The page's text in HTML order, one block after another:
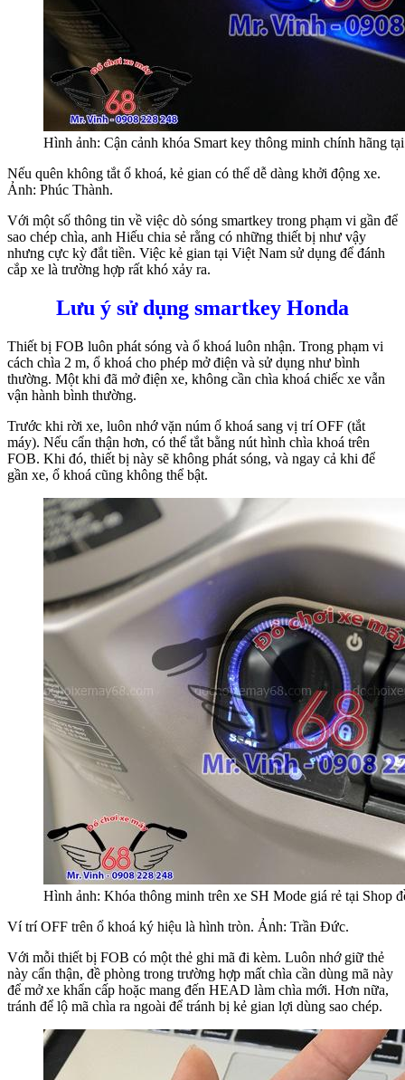
Hình ảnh: Cận cảnh khóa Smart key thông minh chính hãng
Nếu quên không tắt ổ khoá, kẻ gian có thể dễ dàng khởi động xe.
Ảnh: Phúc Thành.
Với một số thông tin về việc dò sóng smartkey trong phạm vi gần để
sao chép chìa, anh Hiếu chia sẻ rằng có những thiết bị như vậy
nhưng cực kỳ đắt tiền. Việc kẻ gian tại Việt Nam sử dụng để đánh
cắp xe là trường hợp rất khó xảy ra.
Lưu ý sử dụng smartkey Honda
Thiết bị FOB luôn phát sóng và ổ khoá luôn nhận. Trong phạm vi
cách chìa 2 m, ổ khoá cho phép mở điện và sử dụng như bình
thường. Một khi đã mở điện xe, không cần chìa khoá chiếc xe vẫn
vận hành bình thường.
Trước khi rời xe, luôn nhớ vặn núm ổ khoá sang vị trí OFF (tắt
máy). Nếu cẩn thận hơn, có thể tắt bằng nút hình chìa khoá trên
FOB. Khi đó, thiết bị này sẽ không phát sóng, và ngay cả khi để
gần xe, ổ khoá cũng không thể bật.
Hình ảnh: Khóa thông minh trên xe SH Mode giá rẻ tại Shop
Ví trí OFF trên ổ khoá ký hiệu là hình tròn. Ảnh: Trần Đức.
Với mỗi thiết bị FOB có một thẻ ghi mã đi kèm. Luôn nhớ giữ thẻ
này cẩn thận, đề phòng trong trường hợp mất chìa cần dùng mã này
để mở xe khẩn cấp hoặc mang đến HEAD làm chìa mới. Hơn nữa,
tránh để lộ mã chìa ra ngoài để tránh bị kẻ gian lợi dùng sao chép.